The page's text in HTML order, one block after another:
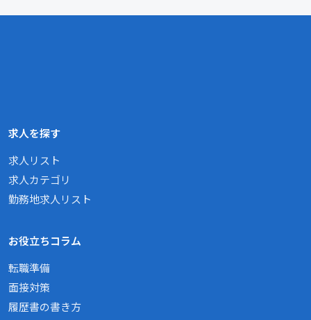
求人を探す
求人リスト
求人カテゴリ
勤務地求人リスト
お役立ちコラム
転職準備
面接対策
履歴書の書き方